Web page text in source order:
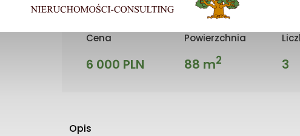
Cena
6 000 PLN
Powierzchnia
88 m2 3
Opis